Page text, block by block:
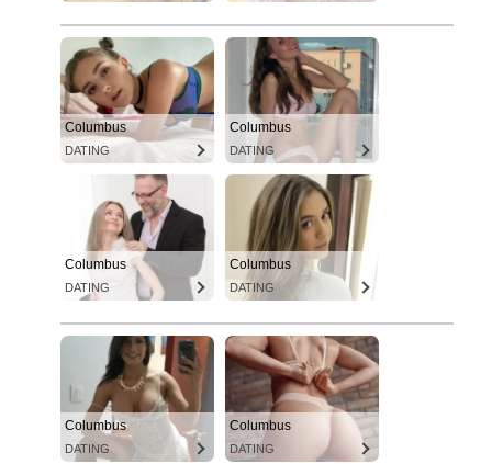
Columbus
DATING
Columbus
DATING
Columbus
DATING
Columbus
DATING
Columbus
DATING
Columbus
DATING